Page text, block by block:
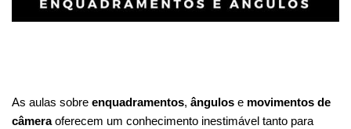
As aulas sobre enquadramentos, ângulos e movimentos de
câmeraoferecem um conhecimento inestimável tanto para